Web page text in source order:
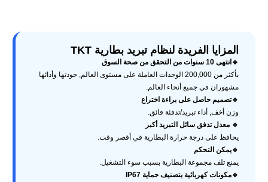
المزايا الفريدة لنظام تبريد بطارية TKT
🔹انتهى 10 سنوات من التحقق من صحة السوق
بأكثر من 200,000 الوحدات العاملة على مستوى العالم, جودتها وأدائها
مشهوران في جميع أنحاء العالم.
🔹تصميم حاصل على براءة اختراع
وزن أخف, أداء تبريد/تدفئة فائق.
🔹 معدل تدفق سائل التبريد أكبر
يحافظ على درجة حرارة البطارية في أقصر وقت.
🔹يمكن التحكم
يمنع تلف مجموعة البطارية بسبب سوء التشغيل.
🔹مكونات كهربائية بتصنيف حماية IP67